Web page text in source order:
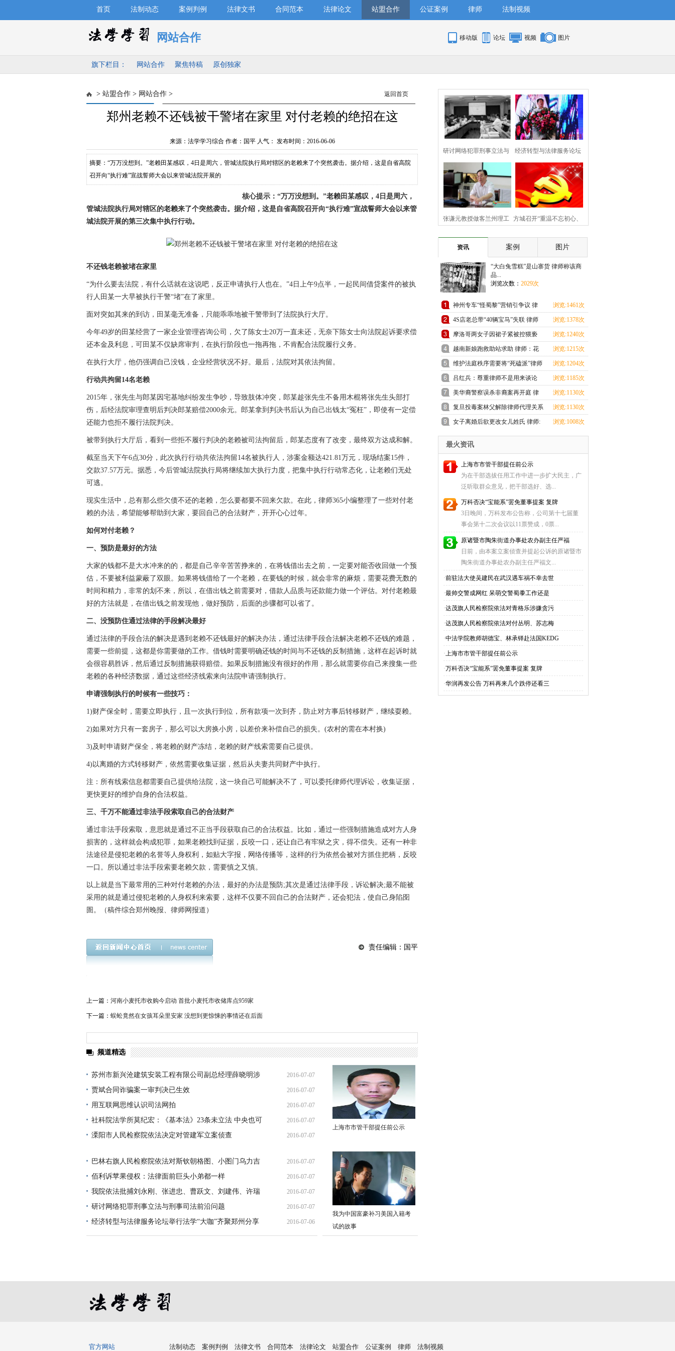
首页 法制动态 案例判例 法律文书 合同范本 法律论文 站盟合作 公证案例 律师 法制视频
网站合作 移动版 论坛 视频 图片
旗下栏目： 网站合作 聚焦特稿 原创独家
> 站盟合作 > 网站合作 > 返回首页
郑州老赖不还钱被干警堵在家里 对付老赖的绝招在这
来源：法学学习综合 作者：国平 人气： 发布时间：2016-06-06
摘要：“万万没想到。”老赖田某感叹，4日是周六，管城法院执行局对辖区的老赖来了个突然袭击。据介绍，这是自省高院
召开向“执行难”宣战誓师大会以来管城法院开展的
核心提示： “万万没想到。”老赖田某感叹，4日是周六，
管城法院执行局对辖区的老赖来了个突然袭击。据介绍，这是自省高院召开向“执行难”宣战誓师大会以来管
城法院开展的第三次集中执行行动。
不还钱老赖被堵在家里
“为什么要去法院，有什么话就在这说吧，反正申请执行人也在。”4日上午9点半，一起民间借贷案件的被执
行人田某一大早被执行干警“堵”在了家里。
面对突如其来的到访，田某毫无准备，只能乖乖地被干警带到了法院执行大厅。
今年49岁的田某经营了一家企业管理咨询公司，欠了陈女士20万一直未还，无奈下陈女士向法院起诉要求偿
还本金及利息，可田某不仅缺席审判，在执行阶段也一拖再拖，不肯配合法院履行义务。
在执行大厅，他仍强调自己没钱，企业经营状况不好。最后，法院对其依法拘留。
行动共拘留14名老赖
2015年，张先生与郎某因宅基地纠纷发生争吵，导致肢体冲突，郎某趁张先生不备用木棍将张先生头部打
伤，后经法院审理查明后判决郎某赔偿2000余元。郎某拿到判决书后认为自己出钱太“冤枉”，即使有一定偿
还能力也拒不履行法院判决。
被带到执行大厅后，看到一些拒不履行判决的老赖被司法拘留后，郎某态度有了改变，最终双方达成和解。
截至当天下午6点30分，此次执行行动共依法拘留14名被执行人，涉案金额达421.81万元，现场结案15件，
交款37.57万元。据悉，今后管城法院执行局将继续加大执行力度，把集中执行行动常态化，让老赖们无处
可逃。
现实生活中，总有那么些欠债不还的老赖，怎么要都要不回来欠款。在此，律师365小编整理了一些对付老
赖的办法，希望能够帮助到大家，要回自己的合法财产，开开心心过年。
如何对付老赖？
一、预防是最好的方法
大家的钱都不是大水冲来的的，都是自己辛辛苦苦挣来的，在将钱借出去之前，一定要对能否收回做一个预
估，不要被利益蒙蔽了双眼。如果将钱借给了一个老赖，在要钱的时候，就会非常的麻烦，需要花费无数的
时间和精力，非常的划不来，所以，在借出钱之前需要对，借款人品质与还款能力做一个评估。对付老赖最
好的方法就是，在借出钱之前发现他，做好预防，后面的步骤都可以省了。
二、没预防住通过法律的手段解决最好
通过法律的手段合法的解决是遇到老赖不还钱最好的解决办法，通过法律手段合法解决老赖不还钱的难题，
需要一些前提，这都是你需要做的工作。借钱时需要明确还钱的时间与不还钱的反制措施，这样在起诉时就
会很容易胜诉，然后通过反制措施获得赔偿。如果反制措施没有很好的作用，那么就需要你自己来搜集一些
老赖的各种经济数据，通过这些经济线索来向法院申请强制执行。
申请强制执行的时候有一些技巧：
1)财产保全时，需要立即执行，且一次执行到位，所有款项一次到齐，防止对方事后转移财产，继续耍赖。
2)如果对方只有一套房子，那么可以大房换小房，以差价来补偿自己的损失。(农村的需在本村换)
3)及时申请财产保全，将老赖的财产冻结，老赖的财产线索需要自己提供。
4)以离婚的方式转移财产，依然需要收集证据，然后从夫妻共同财产中执行。
注：所有线索信息都需要自己提供给法院，这一块自己可能解决不了，可以委托律师代理诉讼，收集证据，
更快更好的维护自身的合法权益。
三、千万不能通过非法手段索取自己的合法财产
通过非法手段索取，意思就是通过不正当手段获取自己的合法权益。比如，通过一些强制措施造成对方人身
损害的，这样就会构成犯罪，如果老赖找到证据，反咬一口，还让自己有牢狱之灾，得不偿失。还有一种非
法途径是侵犯老赖的名誉等人身权利，如贴大字报，网络传播等，这样的行为依然会被对方抓住把柄，反咬
一口。所以通过非法手段索要老赖欠款，需要慎之又慎。
以上就是当下最常用的三种对付老赖的办法，最好的办法是预防;其次是通过法律手段，诉讼解决;最不能被
采用的就是通过侵犯老赖的人身权利来索要，这样不仅要不回自己的合法财产，还会犯法，使自己身陷囹
圄。（稿件综合郑州晚报、律师网报道）
责任编辑：国平
上一篇： 河南小麦托市收购今启动 首批小麦托市收储库点959家
下一篇： 蜈蚣竟然在女孩耳朵里安家 没想到更惊悚的事情还在后面
频道精选
苏州市新兴沧建筑安装工程有限公司副总经理薛晓明涉
嫌
2016-07-07
07:44:14
贾斌合同诈骗案一审判决已生效 2016-07-07
06:47:47
用互联网思维认识司法网拍 2016-07-07
06:28:28
社科院法学所莫纪宏：《基本法》23条未立法 中央也可 2016-07-07
06:05:44
溧阳市人民检察院依法决定对管建军立案侦查 2016-07-07
巴林右旗人民检察院依法对斯钦朝格图、小图门乌力吉
贪
2016-07-07
06:35:13
佰利诉苹果侵权：法律面前巨头小弟都一样 2016-07-07
04:23:18
我院依法批捕刘永刚、张进忠、曹跃文、刘建伟、许瑞
清
2016-07-07
03:41:14
研讨网络犯罪刑事立法与刑事司法前沿问题 2016-07-07
02:51:15
经济转型与法律服务论坛举行法学“大咖”齐聚郑州分享 2016-07-06
21:40:50
上海市市管干部提任前公示
我为中国富豪补习美国入籍考
试的故事
研讨网络犯罪刑事立法与
刑事司法前沿
经济转型与法律服务论坛
举行法学“大
张谦元教授做客兰州理工 方城召开“重温不忘初心、
资讯
案例 图片
“大白兔雪糕”是山寨货 律师称该商
品...
浏览次数： 2029次
神州专车“怪蜀黎”营销引争议 律
师：涉不正当竞
浏览:1461次
4S店老总带“40辆宝马”失联 律师
称店方需担责
浏览:1378次
摩洛哥两女子因裙子紧被控猥亵
500名律师自愿辩
浏览:1240次
越南新娘跑救助站求助 律师：花
钱买新娘缺保障
浏览:1215次
维护法庭秩序需要将“死磕派”律师
定罪入刑吗？
浏览:1204次
吕红兵：尊重律师不是用来谈论
的，而是用来实践
浏览:1185次
美华裔警察误杀非裔案再开庭 律
师吁撤销控罪被拒
浏览:1130次
复旦投毒案林父解除律师代理关系
辩护观点有分歧
浏览:1130次
女子离婚后欲更改女儿姓氏 律师:
须经父亲同意
浏览:1008次
最火资讯
上海市市管干部提任前公示
为在干部选拔任用工作中进一步扩大民主，广
泛听取群众意见，把干部选好、选...
万科否决“宝能系”罢免董事提案 复牌
3日晚间，万科发布公告称，公司第十七届董
事会第十二次会议以11票赞成，0票...
原诸暨市陶朱街道办事处农办副主任严福
日前，由本案立案侦查并提起公诉的原诸暨市
陶朱街道办事处农办副主任严福文...
·前驻法大使吴建民在武汉遇车祸不幸去世
·最帅交警成网红 呆萌交警蜀黍工作还是
·达茂旗人民检察院依法对青格乐涉嫌贪污
·达茂旗人民检察院依法对付丛明、苏志梅
·中法学院教师胡德宝、林承铎赴法国KEDG
·上海市市管干部提任前公示
·万科否决“宝能系”罢免董事提案 复牌
·华润再发公告 万科再来几个跌停还看三
官方网站 法制动态 案例判例 法律文书 合同范本 法律论文 站盟合作 公证案例 律师 法制视频